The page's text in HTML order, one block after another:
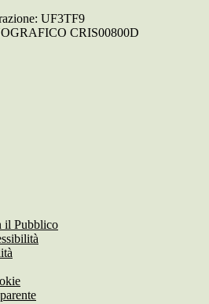
UF3TF9
CRIS00800D
il Pubblico